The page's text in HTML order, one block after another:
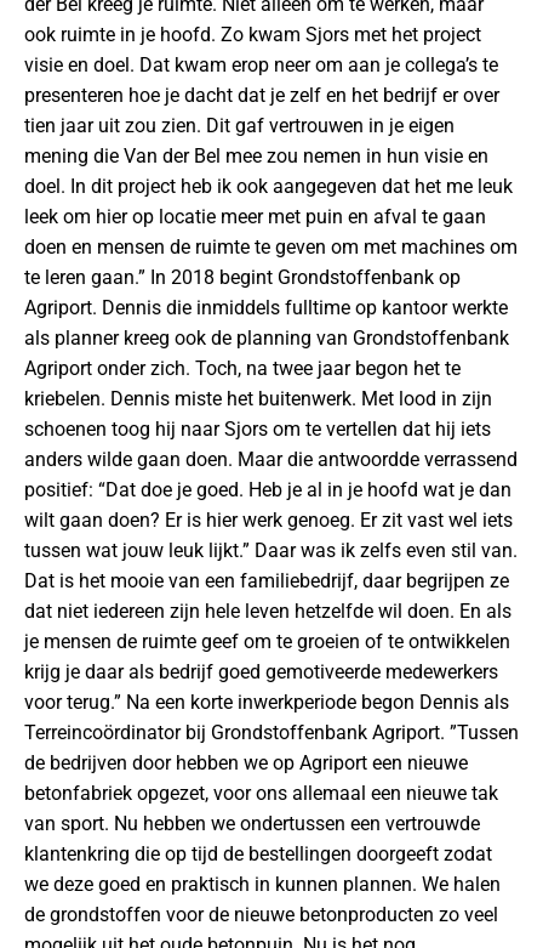
ook ruimte in je hoofd. Zo kwam Sjors met het project
visie en doel. Dat kwam erop neer om aan je collega’s te
presenteren hoe je dacht dat je zelf en het bedrijf er over
tien jaar uit zou zien. Dit gaf vertrouwen in je eigen
mening die Van der Bel mee zou nemen in hun visie en
doel. In dit project heb ik ook aangegeven dat het me leuk
leek om hier op locatie meer met puin en afval te gaan
doen en mensen de ruimte te geven om met machines om
te leren gaan.” In 2018 begint Grondstoffenbank op
Agriport. Dennis die inmiddels fulltime op kantoor werkte
als planner kreeg ook de planning van Grondstoffenbank
Agriport onder zich. Toch, na twee jaar begon het te
kriebelen. Dennis miste het buitenwerk. Met lood in zijn
schoenen toog hij naar Sjors om te vertellen dat hij iets
anders wilde gaan doen. Maar die antwoordde verrassend
positief: “Dat doe je goed. Heb je al in je hoofd wat je dan
wilt gaan doen? Er is hier werk genoeg. Er zit vast wel iets
tussen wat jouw leuk lijkt.” Daar was ik zelfs even stil van.
Dat is het mooie van een familiebedrijf, daar begrijpen ze
dat niet iedereen zijn hele leven hetzelfde wil doen. En als
je mensen de ruimte geef om te groeien of te ontwikkelen
krijg je daar als bedrijf goed gemotiveerde medewerkers
voor terug.” Na een korte inwerkperiode begon Dennis als
Terreincoördinator bij Grondstoffenbank Agriport. ”Tussen
de bedrijven door hebben we op Agriport een nieuwe
betonfabriek opgezet, voor ons allemaal een nieuwe tak
van sport. Nu hebben we ondertussen een vertrouwde
klantenkring die op tijd de bestellingen doorgeeft zodat
we deze goed en praktisch in kunnen plannen. We halen
de grondstoffen voor de nieuwe betonproducten zo veel